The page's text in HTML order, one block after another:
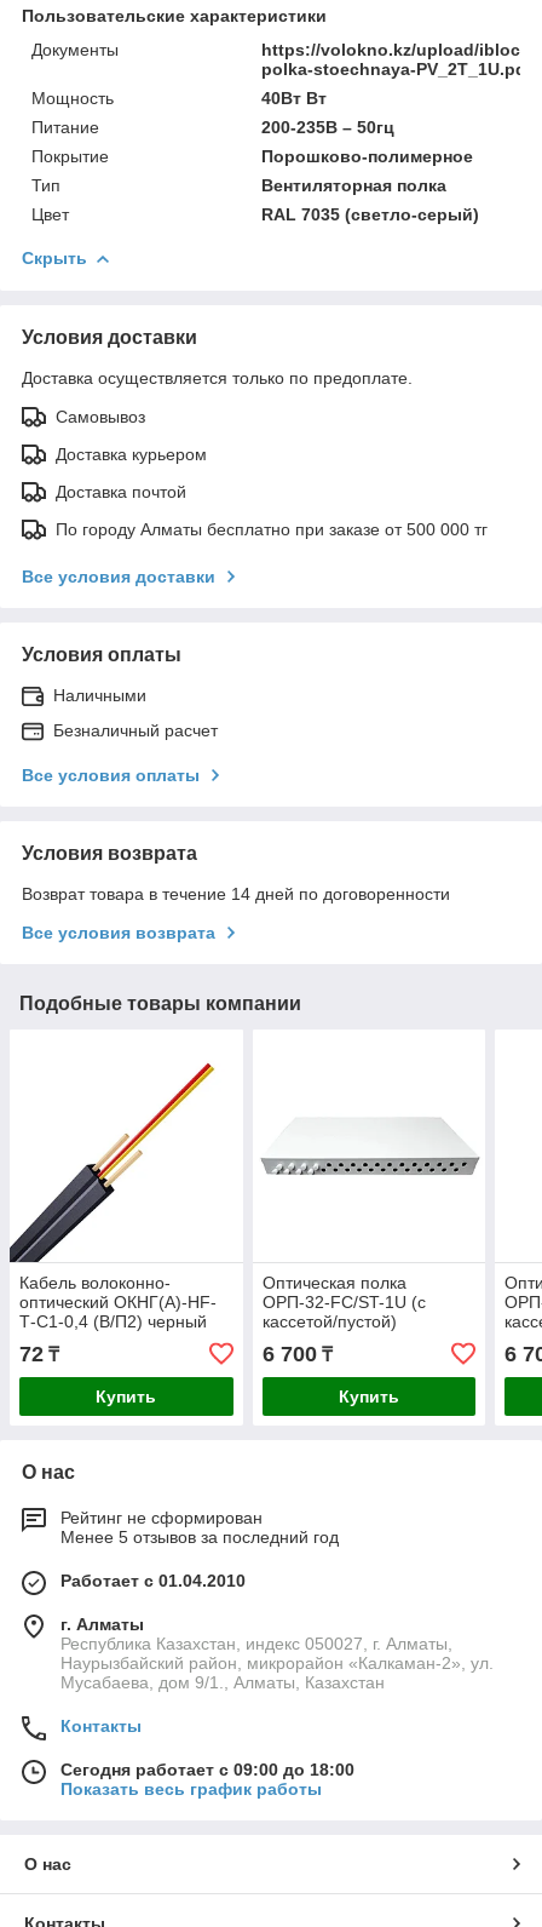
Пользовательские характеристики
Документы
https://volokno.kz/upload/iblock/
polka-stoechnaya-PV_2T_1U.pdf
Мощность
40Вт Вт
Питание
200-235В – 50гц
Покрытие
Порошково-полимерное
Тип
Вентиляторная полка
Цвет
RAL 7035 (светло-серый)
Скрыть
Условия доставки
Доставка осуществляется только по предоплате.
Самовывоз
Доставка курьером
Доставка почтой
По городу Алматы бесплатно при заказе от 500 000 тг
Все условия доставки
Условия оплаты
Наличными
Безналичный расчет
Все условия оплаты
Условия возврата
Возврат товара в течение 14 дней по договоренности
Все условия возврата
Подобные товары компании
Кабель волоконно-
оптический ОКНГ(А)-HF-
Т-С1-0,4 (В/П2) черный
72 ₸
Купить
Оптическая полка
ОРП-32-FC/ST-1U (с
кассетой/пустой)
6 700₸
Купить
6
О нас
Рейтинг не сформирован
Менее 5 отзывов за последний год
Работает с 01.04.2010
г. Алматы
Республика Казахстан, индекс 050027, г. Алматы,
Наурызбайский район, микрорайон «Калкаман-2», ул.
Мусабаева, дом 9/1., Алматы, Казахстан
Контакты
Сегодня работает с 09:00 до 18:00
Показать весь график работы
О нас